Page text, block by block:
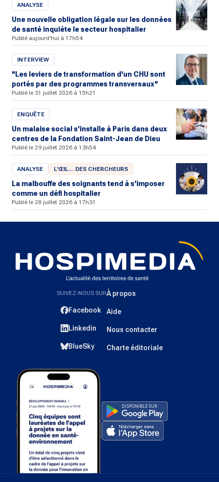
ANALYSE
Une nouvelle obligation légale sur les données
de santé inquiète le secteur hospitalier
Publié aujourd'hui à 17h54
INTERVIEW
"Les leviers de transformation d'un CHU sont
portés par des programmes transversaux"
Publié le 31 juillet 2026 à 15h21
ENQUÊTE
Un malaise social s'installe à Paris dans deux
centres de la Fondation Saint-Jean de Dieu
Publié le 29 juillet 2026 à 13h54
ANALYSE L'ŒIL… DES CHERCHEURS
La malbouffe des soignants tend à s'imposer
comme un défi hospitalier
Publié le 28 juillet 2026 à 17h31
SUIVEZ-NOUS SUR
Facebook
Linkedin
BlueSky
À propos
Aide
Nous contacter
Charte éditoriale